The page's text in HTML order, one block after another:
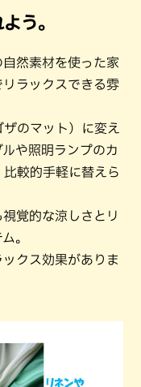
う。
然素材を使った家
ラックスできる雰
のマット）に変え
や照明ランプのカ
較的手軽に替えら
覚的な涼しさとリ
。
クス効果がありま